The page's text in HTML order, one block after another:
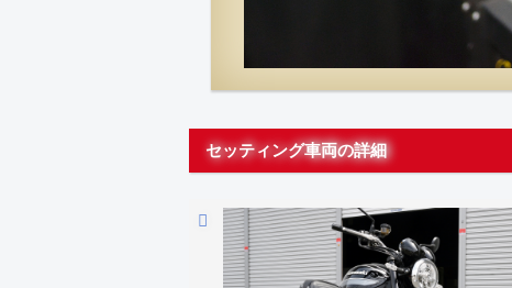
セッティング車両の詳細